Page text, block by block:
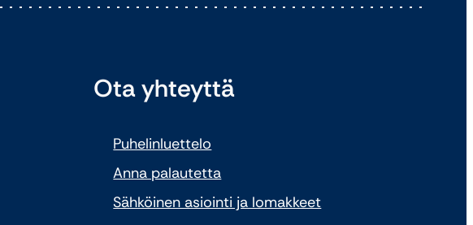
Ota yhteyttä
Puhelinluettelo
Anna palautetta
Sähköinen asiointi ja lomakkeet